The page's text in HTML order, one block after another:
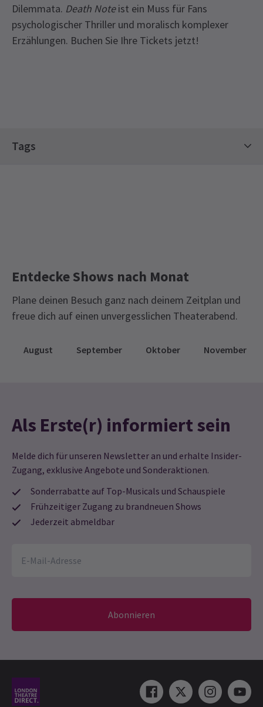
Dilemmata. Death Noteist ein Muss für Fans
psychologischer Thriller und moralisch komplexer
Erzählungen. Buchen Sie Ihre Tickets jetzt!
Eine ziemlich unterhaltsame Serie mit einer großartigen
Tags
Entdecke Shows nach Monat
Plane deinen Besuch ganz nach deinem Zeitplan und
freue dich auf einen unvergesslichen Theaterabend.
August September Oktober November
Als Erste(r) informiert sein
Melde dich für unseren Newsletter an und erhalte Insider-
Zugang, exklusive Angebote und Sonderaktionen.
Sonderrabatte auf Top-Musicals und Schauspiele
Frühzeitiger Zugang zu brandneuen Shows
Jederzeit abmeldbar
Abonnieren